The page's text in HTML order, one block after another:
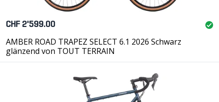
CHF 2'599.00
AMBER ROAD TRAPEZ SELECT 6.1 2026 Schwarz
glänzend von TOUT TERRAIN